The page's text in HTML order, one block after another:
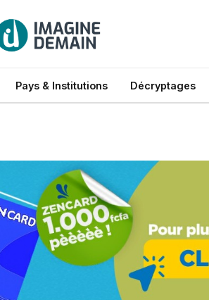
Pays & Institutions Décryptages